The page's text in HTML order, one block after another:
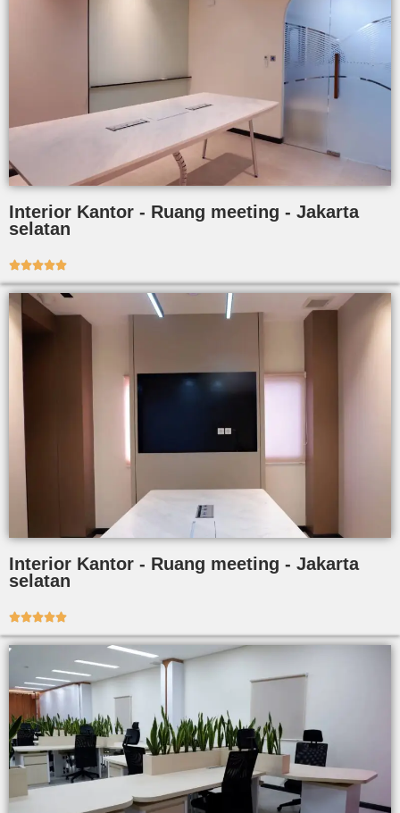
Interior Kantor - Ruang meeting - Jakarta
selatan

Interior Kantor - Ruang meeting - Jakarta
selatan
